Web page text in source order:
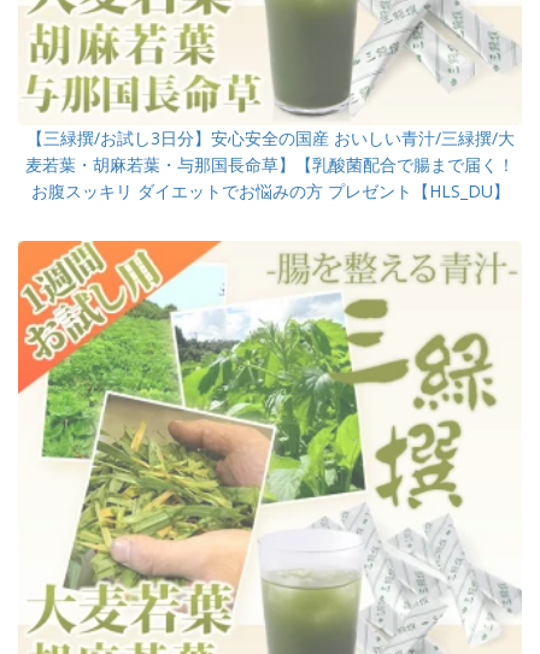
【三緑撰/お試し3日分】安心安全の国産 おいしい青汁/三緑撰/大
麦若葉・胡麻若葉・与那国長命草】【乳酸菌配合で腸まで届く！
お腹スッキリ ダイエットでお悩みの方 プレゼント【HLS_DU】